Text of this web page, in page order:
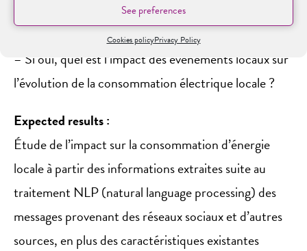
See preferences
Cookies policyPrivacy Policy
réseaux sociaux est pertinente dans la prévision de la
consommation électrique locale ?
– Si oui, quel est l’impact des événements locaux sur
l’évolution de la consommation électrique locale ?
Expected results :
Étude de l’impact sur la consommation d’énergie
locale à partir des informations extraites suite au
traitement NLP (natural language processing) des
messages provenant des réseaux sociaux et d’autres
sources, en plus des caractéristiques existantes